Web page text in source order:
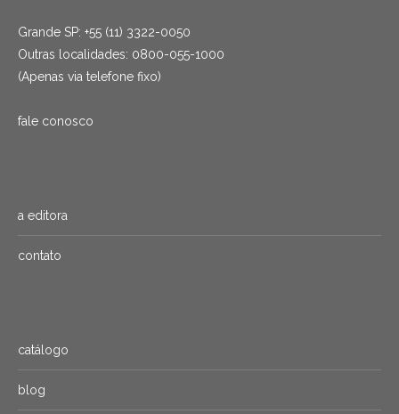
Grande SP: +55 (11) 3322-0050
Outras localidades: 0800-055-1000
(Apenas via telefone fixo)
fale conosco
a editora
contato
catálogo
blog